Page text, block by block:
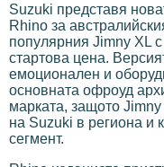
Suzuki представя
Rhino за
популярния Jimny XL
стартова цена.
емоционален и
основната офроуд
марката, защото
на Suzuki в региона и
сегмент.